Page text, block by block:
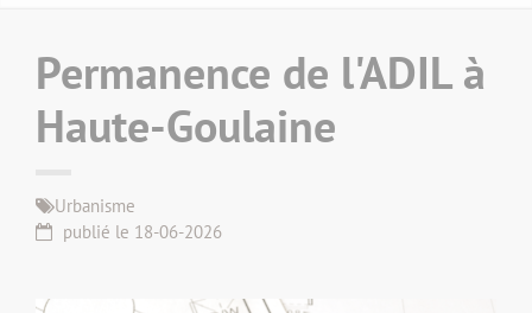
Permanence de l'ADIL à
Haute-Goulaine
Urbanisme
publié le 18-06-2026